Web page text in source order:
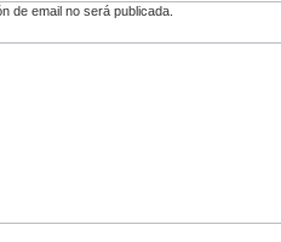
de email no será publicada.